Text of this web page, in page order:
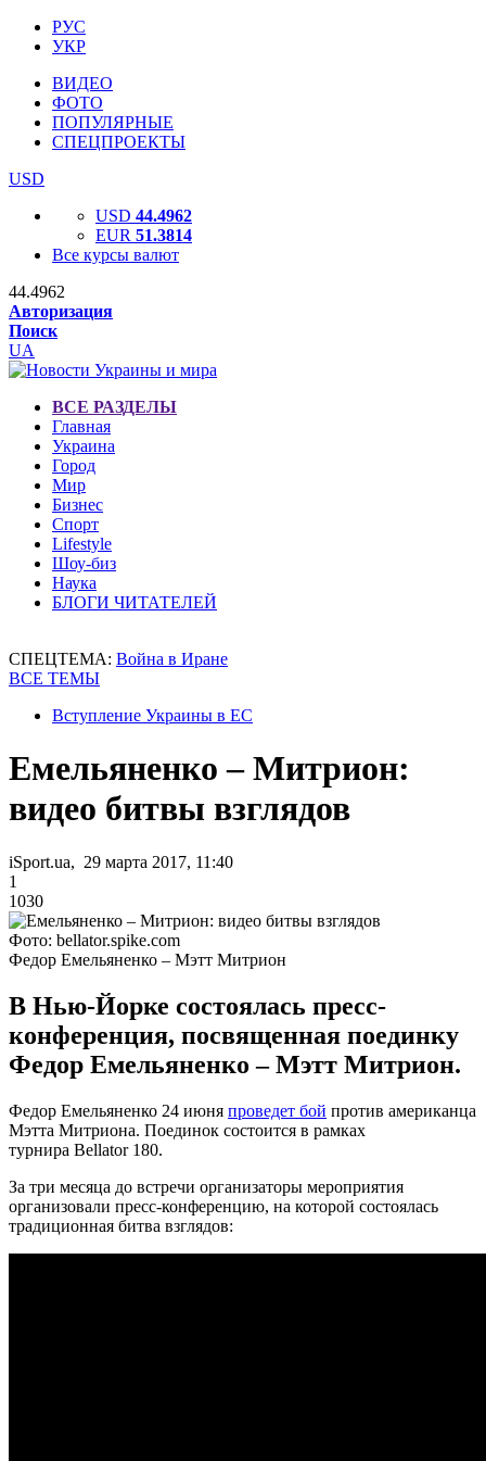
РУС
УКР
ВИДЕО
ФОТО
ПОПУЛЯРНЫЕ
СПЕЦПРОЕКТЫ
USD
USD 44.4962
EUR 51.3814
Все курсы валют
44.4962
Авторизация
Поиск
UA
ВСЕ РАЗДЕЛЫ
Главная
Украина
Город
Мир
Бизнес
Спорт
Lifestyle
Шоу-биз
Наука
БЛОГИ ЧИТАТЕЛЕЙ
СПЕЦТЕМА: Война в Иране
ВСЕ ТЕМЫ
Вступление Украины в ЕС
Емельяненко – Митрион:
видео битвы взглядов
iSport.ua, 29 марта 2017, 11:40
1
1030
Фото: bellator.spike.com
Федор Емельяненко – Мэтт Митрион
В Нью-Йорке состоялась пресс-
конференция, посвященная поединку
Федор Емельяненко – Мэтт Митрион.
Федор Емельяненко 24 июня проведет бой против американца
Мэтта Митриона. Поединок состоится в рамках
турнира Bellator 180.
За три месяца до встречи организаторы мероприятия
организовали пресс-конференцию, на которой состоялась
традиционная битва взглядов: